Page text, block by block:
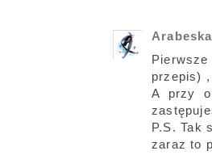
Pierwsze
przepis)
A przy
P.S. Tak
zaraz to